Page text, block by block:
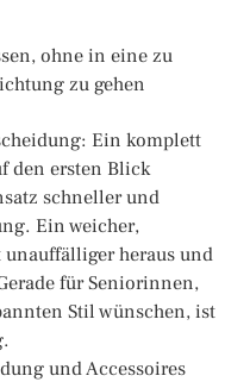
ohne in eine zu
zu gehen
Ein komplett
den ersten Blick
schneller und
Ein weicher,
heraus und
für Seniorinnen,
Stil wünschen, ist
und Accessoires